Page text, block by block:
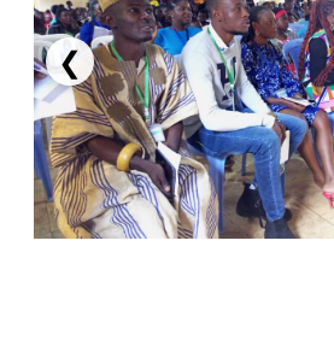
❮